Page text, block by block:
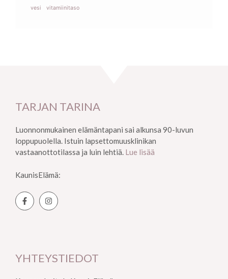
vesi
vitamiinitaso
TARJAN TARINA
Luonnonmukainen elämäntapani sai alkunsa 90-luvun
loppupuolella. Istuin lapsettomuusklinikan
vastaanottotilassa ja luin lehtiä. Lue lisää
KaunisElämä:
YHTEYSTIEDOT